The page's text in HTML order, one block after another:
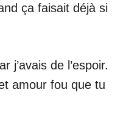
ça faisait déjà si
j’avais de l’espoir.
amour fou que tu